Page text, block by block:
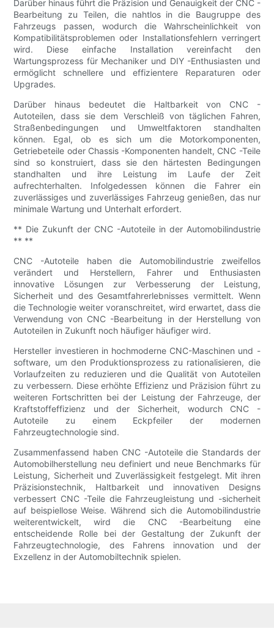
Darüber hinaus führt die Präzision und Genauigkeit der CNC -
Bearbeitung zu Teilen, die nahtlos in die Baugruppe des
Fahrzeugs passen, wodurch die Wahrscheinlichkeit von
Kompatibilitätsproblemen oder Installationsfehlern verringert
wird. Diese einfache Installation vereinfacht den
Wartungsprozess für Mechaniker und DIY -Enthusiasten und
ermöglicht schnellere und effizientere Reparaturen oder
Upgrades.
Darüber hinaus bedeutet die Haltbarkeit von CNC -
Autoteilen, dass sie dem Verschleiß von täglichen Fahren,
Straßenbedingungen und Umweltfaktoren standhalten
können. Egal, ob es sich um die Motorkomponenten,
Getriebeteile oder Chassis -Komponenten handelt, CNC -Teile
sind so konstruiert, dass sie den härtesten Bedingungen
standhalten und ihre Leistung im Laufe der Zeit
aufrechterhalten. Infolgedessen können die Fahrer ein
zuverlässiges und zuverlässiges Fahrzeug genießen, das nur
minimale Wartung und Unterhalt erfordert.
** Die Zukunft der CNC -Autoteile in der Automobilindustrie
** **
CNC -Autoteile haben die Automobilindustrie zweifellos
verändert und Herstellern, Fahrer und Enthusiasten
innovative Lösungen zur Verbesserung der Leistung,
Sicherheit und des Gesamtfahrerlebnisses vermittelt. Wenn
die Technologie weiter voranschreitet, wird erwartet, dass die
Verwendung von CNC -Bearbeitung in der Herstellung von
Autoteilen in Zukunft noch häufiger häufiger wird.
Hersteller investieren in hochmoderne CNC-Maschinen und -
software, um den Produktionsprozess zu rationalisieren, die
Vorlaufzeiten zu reduzieren und die Qualität von Autoteilen
zu verbessern. Diese erhöhte Effizienz und Präzision führt zu
weiteren Fortschritten bei der Leistung der Fahrzeuge, der
Kraftstoffeffizienz und der Sicherheit, wodurch CNC -
Autoteile zu einem Eckpfeiler der modernen
Fahrzeugtechnologie sind.
Zusammenfassend haben CNC -Autoteile die Standards der
Automobilherstellung neu definiert und neue Benchmarks für
Leistung, Sicherheit und Zuverlässigkeit festgelegt. Mit ihren
Präzisionstechnik, Haltbarkeit und innovativen Designs
verbessert CNC -Teile die Fahrzeugleistung und -sicherheit
auf beispiellose Weise. Während sich die Automobilindustrie
weiterentwickelt, wird die CNC -Bearbeitung eine
entscheidende Rolle bei der Gestaltung der Zukunft der
Fahrzeugtechnologie, des Fahrens innovation und der
Exzellenz in der Automobiltechnik spielen.